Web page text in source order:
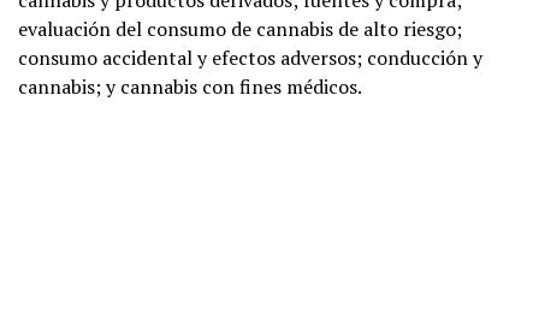
evaluación del consumo de cannabis de alto riesgo;
consumo accidental y efectos adversos; conducción y
cannabis; y cannabis con fines médicos.